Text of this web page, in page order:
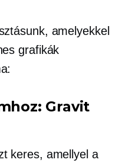
amelyekkel
grafikák
Gravit
keres, amellyel a